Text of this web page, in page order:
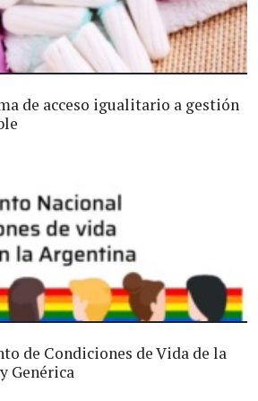
de acceso igualitario a gestión
de Condiciones de Vida de la
Genérica